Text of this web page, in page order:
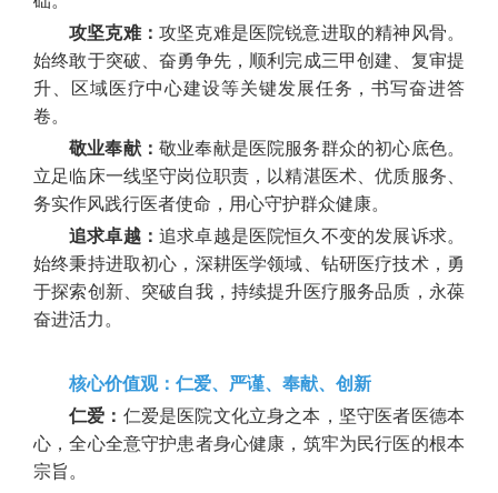
攻坚克难： 攻坚克难是医院锐意进取的精神风骨。
始终敢于突破、奋勇争先，顺利完成三甲创建、复审提
升、区域医疗中心建设等关键发展任务，书写奋进答
卷。
敬业奉献： 敬业奉献是医院服务群众的初心底色。
立足临床一线坚守岗位职责，以精湛医术、优质服务、
务实作风践行医者使命，用心守护群众健康。
追求卓越： 追求卓越是医院恒久不变的发展诉求。
始终秉持进取初心，深耕医学领域、钻研医疗技术，勇
于探索创新、突破自我，持续提升医疗服务品质，永葆
奋进活力。
核心价值观：仁爱、严谨、奉献、创新
仁爱： 仁爱是医院文化立身之本，坚守医者医德本
心，全心全意守护患者身心健康，筑牢为民行医的根本
宗旨。